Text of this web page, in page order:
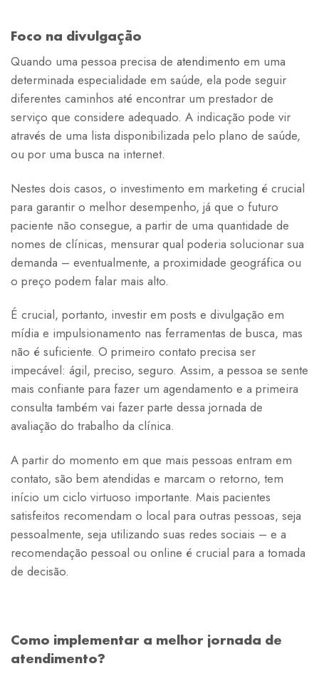
Foco na divulgação
Quando uma pessoa precisa de atendimento em uma
determinada especialidade em saúde, ela pode seguir
diferentes caminhos até encontrar um prestador de
serviço que considere adequado. A indicação pode vir
através de uma lista disponibilizada pelo plano de saúde,
ou por uma busca na internet.
Nestes dois casos, o investimento em marketing é crucial
para garantir o melhor desempenho, já que o futuro
paciente não consegue, a partir de uma quantidade de
nomes de clínicas, mensurar qual poderia solucionar sua
demanda – eventualmente, a proximidade geográfica ou
o preço podem falar mais alto.
É crucial, portanto, investir em posts e divulgação em
mídia e impulsionamento nas ferramentas de busca, mas
não é suficiente. O primeiro contato precisa ser
impecável: ágil, preciso, seguro. Assim, a pessoa se sente
mais confiante para fazer um agendamento e a primeira
consulta também vai fazer parte dessa jornada de
avaliação do trabalho da clínica.
A partir do momento em que mais pessoas entram em
contato, são bem atendidas e marcam o retorno, tem
início um ciclo virtuoso importante. Mais pacientes
satisfeitos recomendam o local para outras pessoas, seja
pessoalmente, seja utilizando suas redes sociais – e a
recomendação pessoal ou online é crucial para a tomada
de decisão.
Como implementar a melhor jornada de
atendimento?